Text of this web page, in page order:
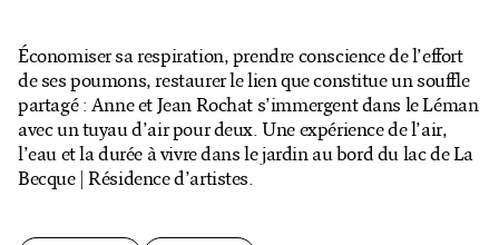
Économiser sa respiration, prendre conscience de l’effort
de ses poumons, restaurer le lien que constitue un souffle
partagé : Anne et Jean Rochat s’immergent dans le Léman
avec un tuyau d’air pour deux. Une expérience de l’air,
l’eau et la durée à vivre dans le jardin au bord du lac de La
Becque | Résidence d’artistes.